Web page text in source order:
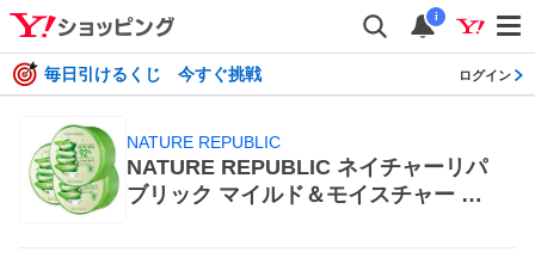
i
毎日引けるくじ 今すぐ挑戦 ログイン
NATURE REPUBLIC
NATURE REPUBLIC ネイチャーリパ
ブリック マイルド＆モイスチャー ア